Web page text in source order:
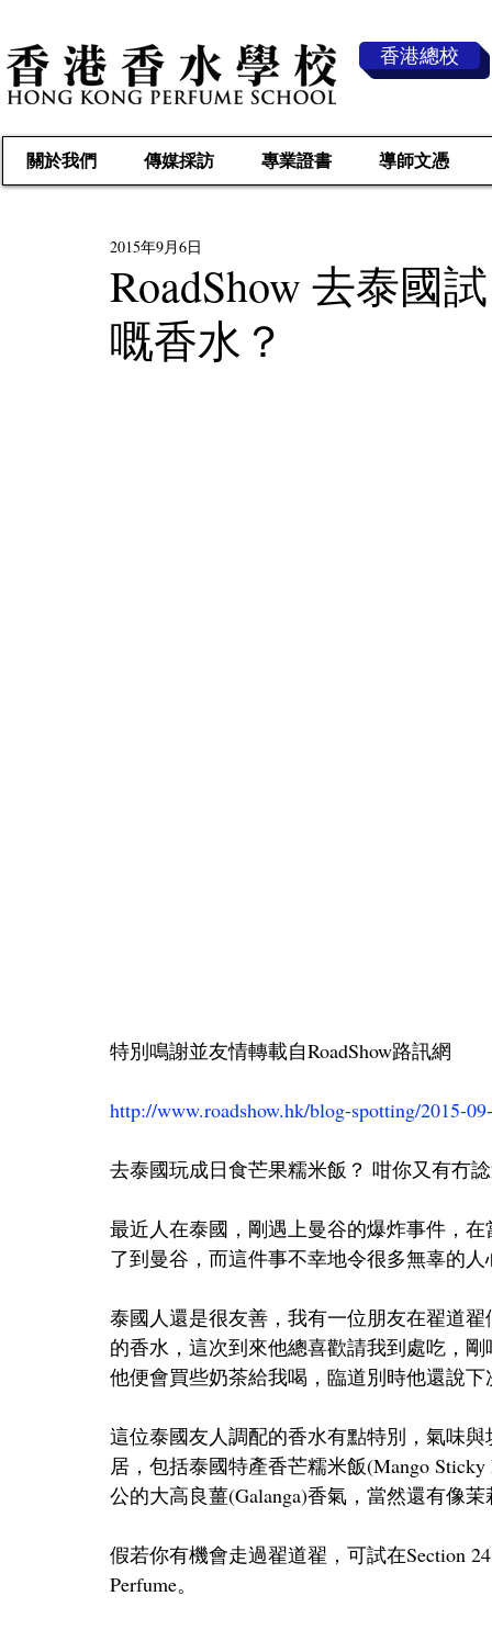
香港總校
關於我們 傳媒採訪 專業證書 導師文憑
RoadShow 去泰國
嘅香水？
2015年9月6日
特別鳴謝並友情轉載自RoadShow路訊網
http://www.roadshow.hk/blog-spotting/2015-
去泰國玩成日食芒果糯米飯？ 咁你又有冇
最近人在泰國，剛遇上曼谷的爆炸事件，
了到曼谷，而這件事不幸地令很多無辜的
泰國人還是很友善，我有一位朋友在翟道翟
的香水，這次到來他總喜歡請我到處吃，
他便會買些奶茶給我喝，臨道別時他還說
這位泰國友人調配的香水有點特別，氣味
居，包括泰國特產香芒糯米飯(Mango
公的大高良薑(Galanga)香氣，當然還有像
假若你有機會走過翟道翟，可試在Section
Perfume。